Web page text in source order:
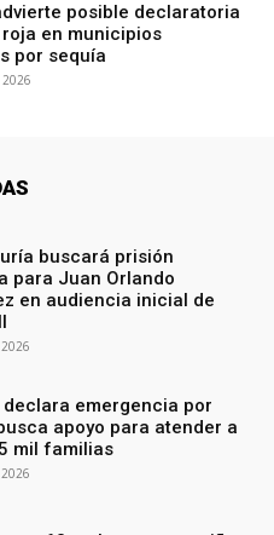
posible declaratoria
en municipios
por sequía
2026
buscará prisión
para Juan Orlando
en audiencia inicial de
declara emergencia por
apoyo para atender a
mil familias